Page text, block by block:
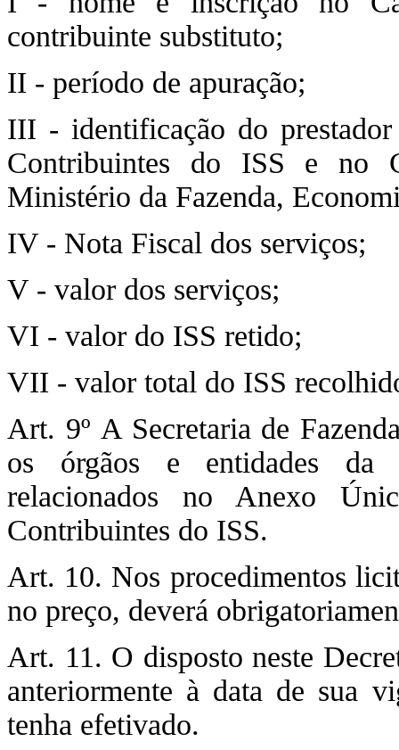
contribuinte substituto;
II - período de apuração;
III - identificação do
Contribuintes do ISS e no
Ministério da Fazenda,
IV - Nota Fiscal dos serviços;
V - valor dos serviços;
VI - valor do ISS retido;
VII - valor total do ISS
Art. 9º A Secretaria de
os órgãos e entidades da
relacionados no Anexo
Contribuintes do ISS.
Art. 10. Nos procedimentos
no preço, deverá
Art. 11. O disposto neste
anteriormente à data de sua
tenha efetivado.